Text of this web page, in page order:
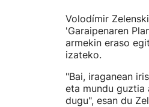
Volodímir
'Garaipenaren
armekin eraso
izateko.
"Bai, iraganean
eta mundu guztia
dugu", esan du